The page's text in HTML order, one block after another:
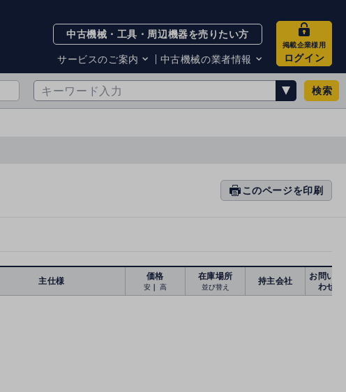
中古機械・工具・周辺機器を売りたい方
サービスのご案内
サービスのご案内
お知らせ
中古機械の業者情報
買取・査定業者リスト
掲載企業様用
ログイン
検索
prin このページを印刷
主仕様 価格
安 ｜ 高
在庫場所
並び替え
持主会社
お問い合
わせ